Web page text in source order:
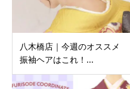
八木橋店｜今週のオススメ
振袖ヘアはこれ！...